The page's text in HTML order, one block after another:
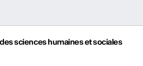
sciences humaines et sociales